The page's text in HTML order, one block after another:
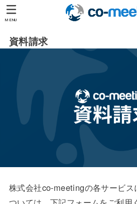
MENU
資料請求
株式会社co-meetingの各サービス